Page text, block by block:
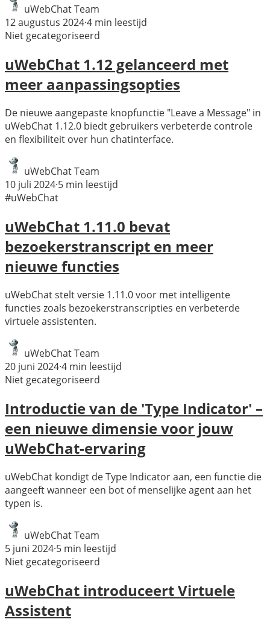
uWebChat Team
12 augustus 2024·4 min leestijd
Niet gecategoriseerd
uWebChat 1.12 gelanceerd met
meer aanpassingsopties
De nieuwe aangepaste knopfunctie "Leave a Message" in
uWebChat 1.12.0 biedt gebruikers verbeterde controle
en flexibiliteit over hun chatinterface.
uWebChat Team
10 juli 2024·5 min leestijd
#uWebChat
uWebChat 1.11.0 bevat
bezoekerstranscript en meer
nieuwe functies
uWebChat stelt versie 1.11.0 voor met intelligente
functies zoals bezoekerstranscripties en verbeterde
virtuele assistenten.
uWebChat Team
20 juni 2024·4 min leestijd
Niet gecategoriseerd
Introductie van de 'Type Indicator' –
een nieuwe dimensie voor jouw
uWebChat-ervaring
uWebChat kondigt de Type Indicator aan, een functie die
aangeeft wanneer een bot of menselijke agent aan het
typen is.
uWebChat Team
5 juni 2024·5 min leestijd
Niet gecategoriseerd
uWebChat introduceert Virtuele
Assistent